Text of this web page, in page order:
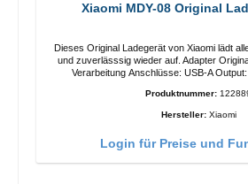
Xiaomi MDY-08 Original
Dieses Original Ladegerät von Xiaomi lädt
und zuverlässsig wieder auf. Adapter Original Xiaomi Hochwertige
Verarbeitung Anschlüsse: USB-A
Produktnummer:
Hersteller: Xiaomi
Login für Preise und